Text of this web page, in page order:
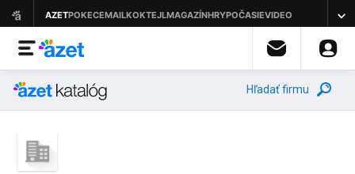
Hľadať firmu